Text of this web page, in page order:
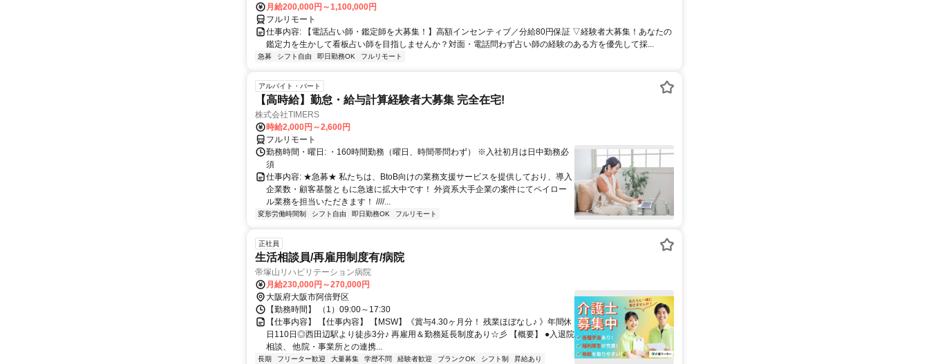
月給200,000円～1,100,000円
フルリモート
仕事内容: 【電話占い師・鑑定師を大募集！】高額インセンティブ／分給80円保証 ▽経験者大募集！あなたの
鑑定力を生かして看板占い師を目指しませんか？対面・電話問わず占い師の経験のある方を優先して採...
急募 シフト自由 即日勤務OK フルリモート
アルバイト・パート
【高時給】勤怠・給与計算経験者大募集 完全在宅!
株式会社TIMERS
時給2,000円～2,600円
フルリモート
勤務時間・曜日: ・160時間勤務（曜日、時間帯問わず） ※入社初月は日中勤務必
須
仕事内容: ★急募★ 私たちは、BtoB向けの業務支援サービスを提供しており、導入
企業数・顧客基盤ともに急速に拡大中です！ 外資系大手企業の案件にてペイロー
ル業務を担当いただきます！ ////...
変形労働時間制 シフト自由 即日勤務OK フルリモート
正社員
生活相談員/再雇用制度有/病院
帝塚山リハビリテーション病院
月給230,000円～270,000円
大阪府大阪市阿倍野区
【勤務時間】 （1）09:00～17:30
【仕事内容】 【仕事内容】 【MSW】《賞与4.30ヶ月分！ 残業ほぼなし♪ 》年間休
日110日◎西田辺駅より徒歩3分♪ 再雇用＆勤務延長制度あり☆彡 【概要】 ●入退院
相談、 他院・事業所との連携...
長期 フリーター歓迎 大量募集 学歴不問 経験者歓迎 ブランクOK シフト制 昇給あり